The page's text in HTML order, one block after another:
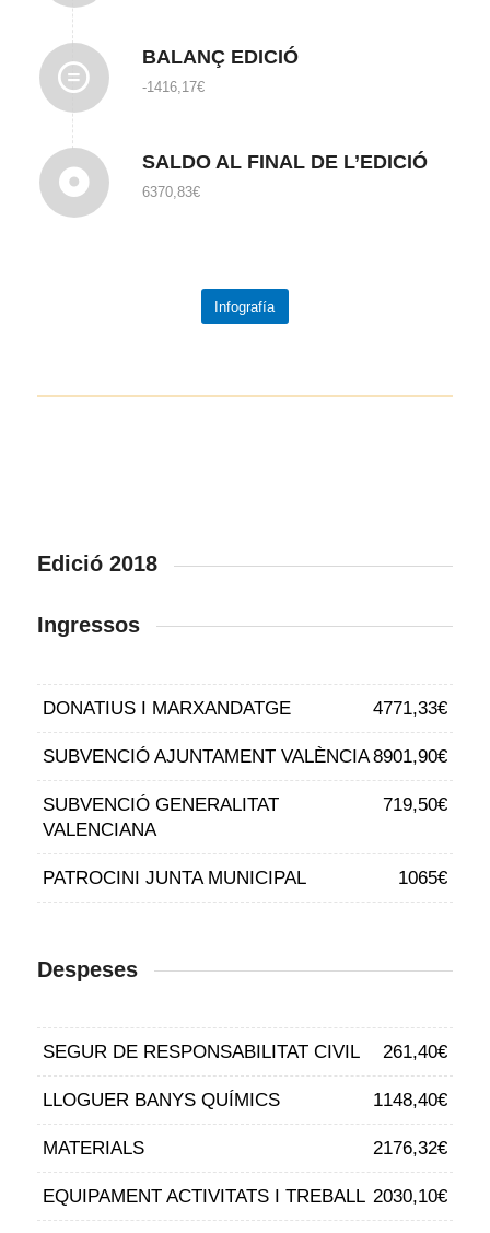
BALANÇ EDICIÓ
-1416,17€
SALDO AL FINAL DE L’EDICIÓ
6370,83€
Infografía
Edició 2018
Ingressos
DONATIUS I MARXANDATGE 4771,33€
SUBVENCIÓ AJUNTAMENT VALÈNCIA8901,90€
SUBVENCIÓ GENERALITAT
VALENCIANA
719,50€
PATROCINI JUNTA MUNICIPAL 1065€
Despeses
SEGUR DE RESPONSABILITAT CIVIL 261,40€
LLOGUER BANYS QUÍMICS 1148,40€
MATERIALS 2176,32€
EQUIPAMENT ACTIVITATS I TREBALL 2030,10€